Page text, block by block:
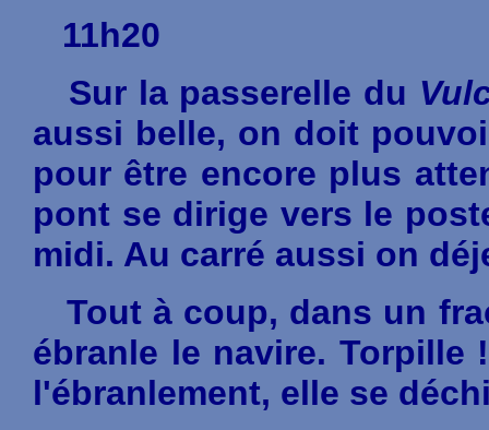
11h20
Sur la passerelle du
aussi belle, on doit
pour être encore plus
pont se dirige vers le
midi. Au carré aussi on
Tout à coup, dans un
ébranle le navire.
l'ébranlement, elle se